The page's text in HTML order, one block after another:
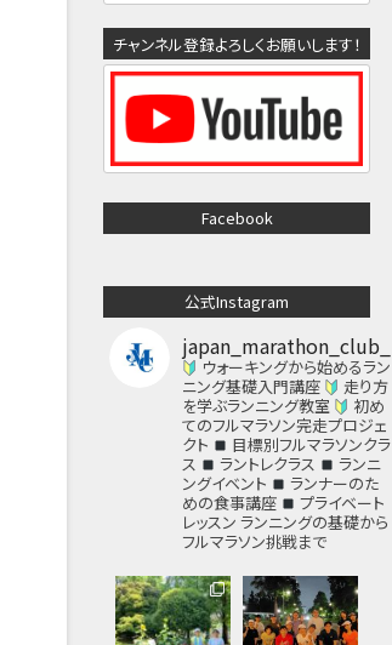
チャンネル登録よろしくお願いします！
Facebook
公式Instagram
japan_marathon_club_
ウォーキングから始めるラン
ニング基礎入門講座
走り方
を学ぶランニング教室
初め
てのフルマラソン完走プロジェ
クト
目標別フルマラソンクラ
ス
ラントレクラス
ランニ
ングイベント
ランナーのた
めの食事講座
プライベート
レッスン ランニングの基礎から
フルマラソン挑戦まで